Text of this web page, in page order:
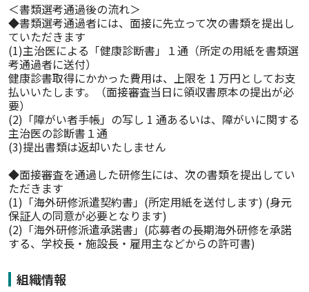
＜書類選考通過後の流れ＞
◆書類選考通過者には、面接に先立って次の書類を提出し
ていただきます
(1)主治医による「健康診断書」１通（所定の用紙を書類選
考通過者に送付）
健康診書取得にかかった費用は、上限を 1 万円としてお支
払いいたします。（面接審査当日に領収書原本の提出が必
要）
(2)「障がい者手帳」の写し 1 通あるいは、障がいに関する
主治医の診断書１通
(3)提出書類は返却いたしません
◆面接審査を通過した研修生には、次の書類を提出してい
ただきます
(1)「海外研修派遣契約書」(所定用紙を送付します) (身元
保証人の同意が必要となります)
(2)「海外研修派遣承諾書」(応募者の長期海外研修を承諾
する、学校長・施設長・雇用主などからの許可書)
組織情報